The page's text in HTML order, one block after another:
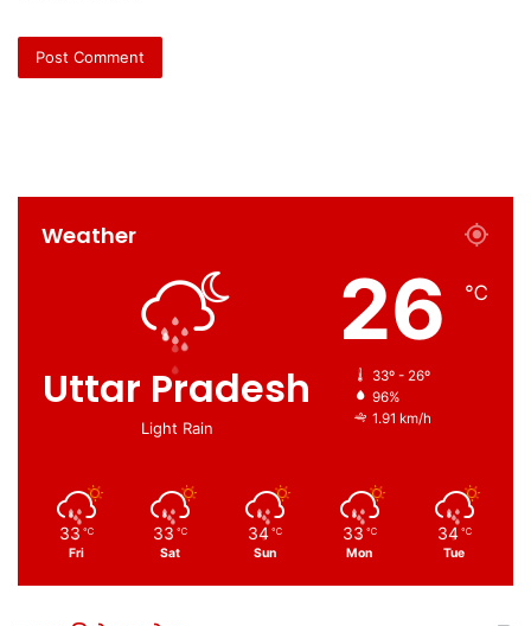
Weather
Uttar Pradesh
Light Rain
26 ℃
33º - 26º
96%
1.91 km/h
33 ℃
Fri
33 ℃
Sat
34 ℃
Sun
33 ℃
Mon
34 ℃
Tue